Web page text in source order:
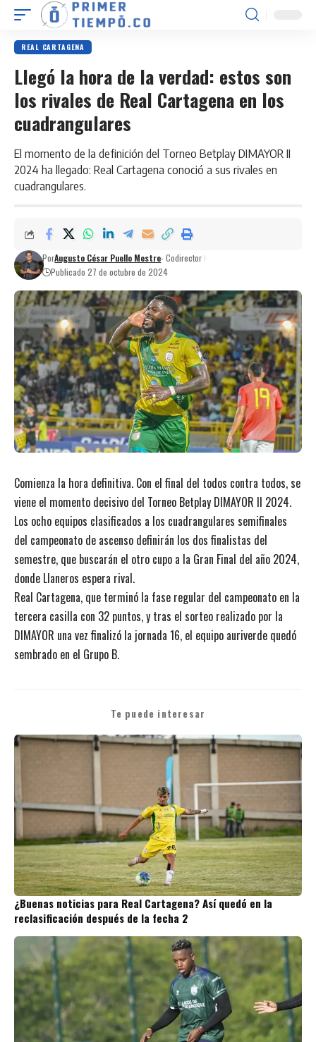
REAL CARTAGENA
Llegó la hora de la verdad: estos son
los rivales de Real Cartagena en los
cuadrangulares
El momento de la definición del Torneo Betplay DIMAYOR II
2024 ha llegado: Real Cartagena conoció a sus rivales en
cuadrangulares.
PorAugusto César Puello Mestre- Codirector
Publicado 27 de octubre de 2024
Comienza la hora definitiva. Con el final del todos contra todos, se
viene el momento decisivo del Torneo Betplay DIMAYOR II 2024.
Los ocho equipos clasificados a los cuadrangulares semifinales
del campeonato de ascenso definirán los dos finalistas del
semestre, que buscarán el otro cupo a la Gran Final del año 2024,
donde Llaneros espera rival.
Real Cartagena, que terminó la fase regular del campeonato en la
tercera casilla con 32 puntos, y tras el sorteo realizado por la
DIMAYOR una vez finalizó la jornada 16, el equipo auriverde quedó
sembrado en el Grupo B.
Te puede interesar
¿Buenas noticias para Real Cartagena? Así quedó en la
reclasificación después de la fecha 2